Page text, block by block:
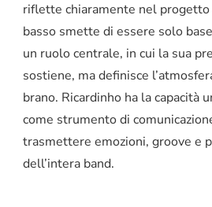
riflette chiaramente nel progetto
basso smette di essere solo
un ruolo centrale, in cui la sua
sostiene, ma definisce
brano. Ricardinho ha la capacità
come strumento di
trasmettere emozioni, groove e
dell’intera band.